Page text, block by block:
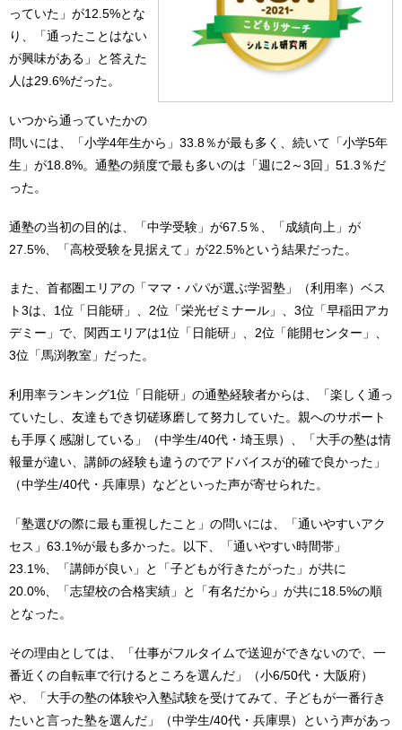
っていた」が12.5%とな
り、「通ったことはない
が興味がある」と答えた
人は29.6%だった。
いつから通っていたかの
問いには、「小学4年生から」33.8％が最も多く、続いて「小学5年
生」が18.8%。通塾の頻度で最も多いのは「週に2～3回」51.3％だ
った。
通塾の当初の目的は、「中学受験」が67.5％、「成績向上」が
27.5%、「高校受験を見据えて」が22.5%という結果だった。
また、首都圏エリアの「ママ・パパが選ぶ学習塾」（利用率）ベス
ト3は、1位「日能研」、2位「栄光ゼミナール」、3位「早稲田アカ
デミー」で、関西エリアは1位「日能研」、2位「能開センター」、
3位「馬渕教室」だった。
利用率ランキング1位「日能研」の通塾経験者からは、「楽しく通っ
ていたし、友達もでき切磋琢磨して努力していた。親へのサポート
も手厚く感謝している」（中学生/40代・埼玉県）、「大手の塾は情
報量が違い、講師の経験も違うのでアドバイスが的確で良かった」
（中学生/40代・兵庫県）などといった声が寄せられた。
「塾選びの際に最も重視したこと」の問いには、「通いやすいアク
セス」63.1%が最も多かった。以下、「通いやすい時間帯」
23.1%、「講師が良い」と「子どもが行きたがった」が共に
20.0%、「志望校の合格実績」と「有名だから」が共に18.5%の順
となった。
その理由としては、「仕事がフルタイムで送迎ができないので、一
番近くの自転車で行けるところを選んだ」（小6/50代・大阪府）
や、「大手の塾の体験や入塾試験を受けてみて、子どもが一番行き
たいと言った塾を選んだ」（中学生/40代・兵庫県）という声があっ